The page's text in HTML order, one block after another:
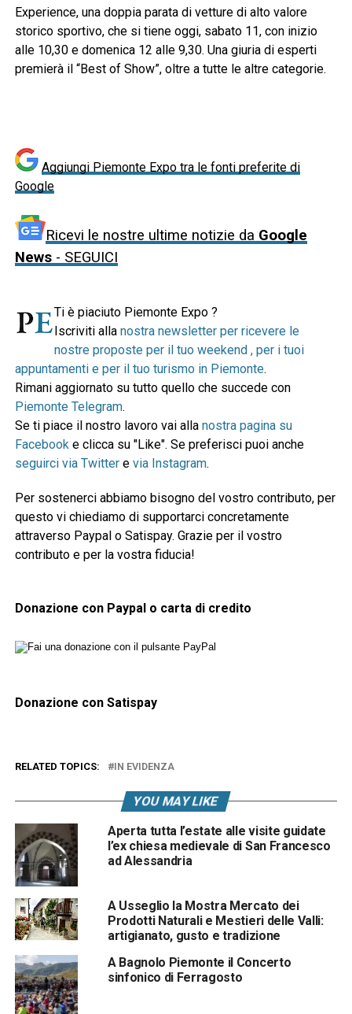
Experience, una doppia parata di vetture di alto valore
storico sportivo, che si tiene oggi, sabato 11, con inizio
alle 10,30 e domenica 12 alle 9,30. Una giuria di esperti
premierà il “Best of Show”, oltre a tutte le altre categorie.
Aggiungi Piemonte Expo tra le fonti preferite di
Google
Ricevi le nostre ultime notizie da Google
News- SEGUICI
Ti è piaciuto Piemonte Expo ?
Iscriviti alla nostra newsletter per ricevere le
nostre proposte per il tuo weekend , per i tuoi
appuntamenti e per il tuo turismo in Piemonte.
Rimani aggiornato su tutto quello che succede con
Piemonte Telegram.
Se ti piace il nostro lavoro vai alla nostra pagina su
Facebook e clicca su "Like". Se preferisci puoi anche
seguirci via Twittere via Instagram.
Per sostenerci abbiamo bisogno del vostro contributo, per
questo vi chiediamo di supportarci concretamente
attraverso Paypal o Satispay. Grazie per il vostro
contributo e per la vostra fiducia!
Donazione con Paypal o carta di credito
Donazione con Satispay
RELATED TOPICS: IN EVIDENZA
YOU MAY LIKE
Aperta tutta l’estate alle visite guidate
l’ex chiesa medievale di San Francesco
ad Alessandria
A Usseglio la Mostra Mercato dei
Prodotti Naturali e Mestieri delle Valli:
artigianato, gusto e tradizione
A Bagnolo Piemonte il Concerto
sinfonico di Ferragosto